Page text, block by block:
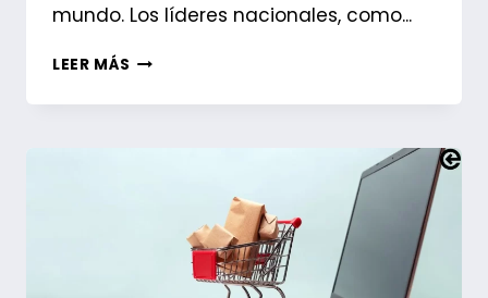
mundo. Los líderes nacionales, como...
LEER MÁS MARCAS
BELLEZA
REALMENTE